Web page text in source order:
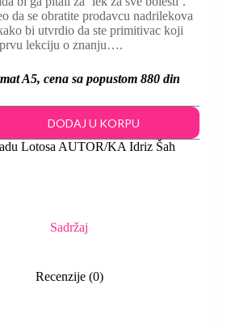
da se obratite prodavcu nadrilekova
bi utvrdio da ste primitivac koji
lekciju o znanju….
A5, cena sa popustom 880 din
DODAJ U KORPU
Lotosa AUTOR/KA Idriz Šah
Sadržaj
Recenzije (0)